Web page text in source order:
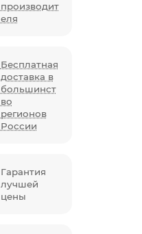
производит
еля
Бесплатная
доставка в
большинст
во
регионов
России
Гарантия
лучшей
цены